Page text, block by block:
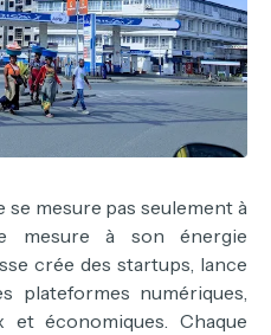
se mesure pas seulement à
mesure à son énergie
crée des startups, lance
plateformes numériques,
économiques. Chaque